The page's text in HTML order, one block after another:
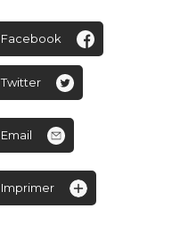
Facebook
Twitter
Email
Imprimer